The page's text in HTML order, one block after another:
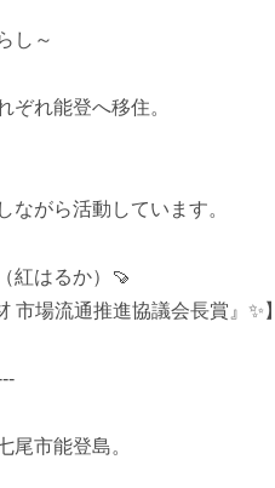
し～
ぞれ能登へ移住。
ながら活動しています。
紅はるか）🍠
市場流通推進協議会長賞』✨】
尾市能登島。